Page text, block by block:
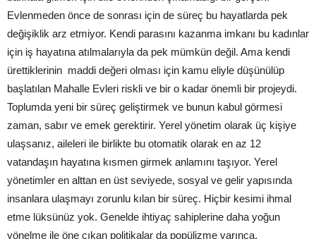
Evlenmeden önce de sonrası için de süreç bu hayatlarda pek
değişiklik arz etmiyor. Kendi parasını kazanma imkanı bu kadınlar
için iş hayatına atılmalarıyla da pek mümkün değil. Ama kendi
ürettiklerinin maddi değeri olması için kamu eliyle düşünülüp
başlatılan Mahalle Evleri riskli ve bir o kadar önemli bir projeydi.
Toplumda yeni bir süreç geliştirmek ve bunun kabul görmesi
zaman, sabır ve emek gerektirir. Yerel yönetim olarak üç kişiye
ulaşsanız, aileleri ile birlikte bu otomatik olarak en az 12
vatandaşın hayatına kısmen girmek anlamını taşıyor. Yerel
yönetimler en alttan en üst seviyede, sosyal ve gelir yapısında
insanlara ulaşmayı zorunlu kılan bir süreç. Hiçbir kesimi ihmal
etme lüksünüz yok. Genelde ihtiyaç sahiplerine daha yoğun
yönelme ile öne çıkan politikalar da popülizme varınca,